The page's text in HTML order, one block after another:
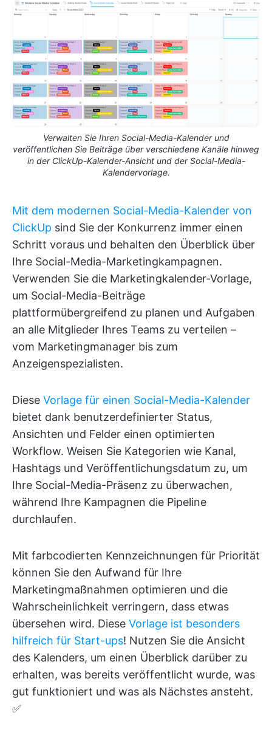
Verwalten Sie Ihren Social-Media-Kalender und
veröffentlichen Sie Beiträge über verschiedene Kanäle hinweg
in der ClickUp-Kalender-Ansicht und der Social-Media-
Kalendervorlage.
Mit dem modernen Social-Media-Kalender von
ClickUp sind Sie der Konkurrenz immer einen
Schritt voraus und behalten den Überblick über
Ihre Social-Media-Marketingkampagnen.
Verwenden Sie die Marketingkalender-Vorlage,
um Social-Media-Beiträge
plattformübergreifend zu planen und Aufgaben
an alle Mitglieder Ihres Teams zu verteilen –
vom Marketingmanager bis zum
Anzeigenspezialisten.
Diese Vorlage für einen Social-Media-Kalender
bietet dank benutzerdefinierter Status,
Ansichten und Felder einen optimierten
Workflow. Weisen Sie Kategorien wie Kanal,
Hashtags und Veröffentlichungsdatum zu, um
Ihre Social-Media-Präsenz zu überwachen,
während Ihre Kampagnen die Pipeline
durchlaufen.
Mit farbcodierten Kennzeichnungen für Priorität
können Sie den Aufwand für Ihre
Marketingmaßnahmen optimieren und die
Wahrscheinlichkeit verringern, dass etwas
übersehen wird. Diese Vorlage ist besonders
hilfreich für Start-ups! Nutzen Sie die Ansicht
des Kalenders, um einen Überblick darüber zu
erhalten, was bereits veröffentlicht wurde, was
gut funktioniert und was als Nächstes ansteht.
✅